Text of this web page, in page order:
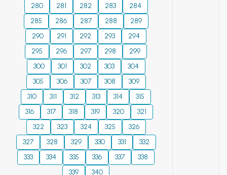
280
281 282 283
284
285
286 287 288
289
290
291 292 293
294
295
296 297 298
299
300
301 302 303
304
305
306 307 308
309
310
311 312 313 314
315
316
317 318 319 320
321
322
323 324 325
326
327
328 329 330 331
332
333
334 335 336 337
338
339
340